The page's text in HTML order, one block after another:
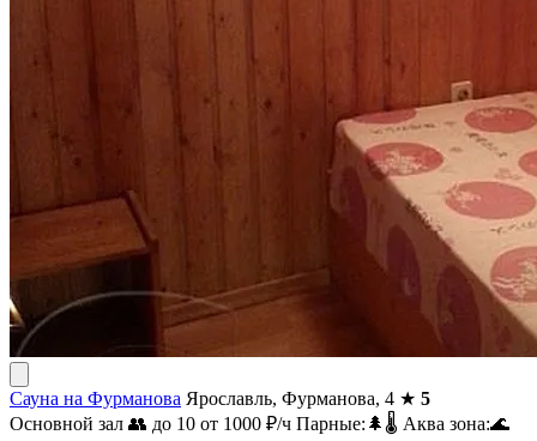
Сауна на Фурманова Ярославль, Фурманова, 4 ★ 5
Основной зал 👥 до 10 от 1000 ₽/ч Парные: 🌲🌡️ Аква зона:🌊